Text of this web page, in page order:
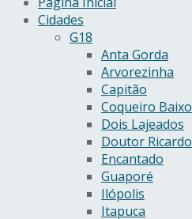
Cidades
G18
Anta Gorda
Arvorezinha
Capitão
Coqueiro Baixo
Dois Lajeados
Doutor Ricardo
Encantado
Guaporé
Ilópolis
Itapuca